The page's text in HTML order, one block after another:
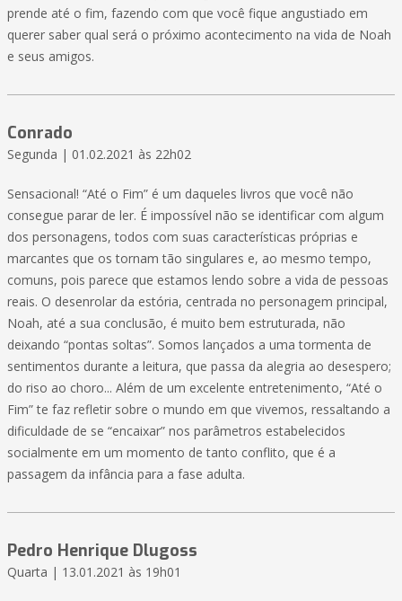
prende até o fim, fazendo com que você fique angustiado em
querer saber qual será o próximo acontecimento na vida de Noah
e seus amigos.
Conrado
Segunda | 01.02.2021 às 22h02
Sensacional! “Até o Fim” é um daqueles livros que você não
consegue parar de ler. É impossível não se identificar com algum
dos personagens, todos com suas características próprias e
marcantes que os tornam tão singulares e, ao mesmo tempo,
comuns, pois parece que estamos lendo sobre a vida de pessoas
reais. O desenrolar da estória, centrada no personagem principal,
Noah, até a sua conclusão, é muito bem estruturada, não
deixando “pontas soltas”. Somos lançados a uma tormenta de
sentimentos durante a leitura, que passa da alegria ao desespero;
do riso ao choro... Além de um excelente entretenimento, “Até o
Fim” te faz refletir sobre o mundo em que vivemos, ressaltando a
dificuldade de se “encaixar” nos parâmetros estabelecidos
socialmente em um momento de tanto conflito, que é a
passagem da infância para a fase adulta.
Pedro Henrique Dlugoss
Quarta | 13.01.2021 às 19h01